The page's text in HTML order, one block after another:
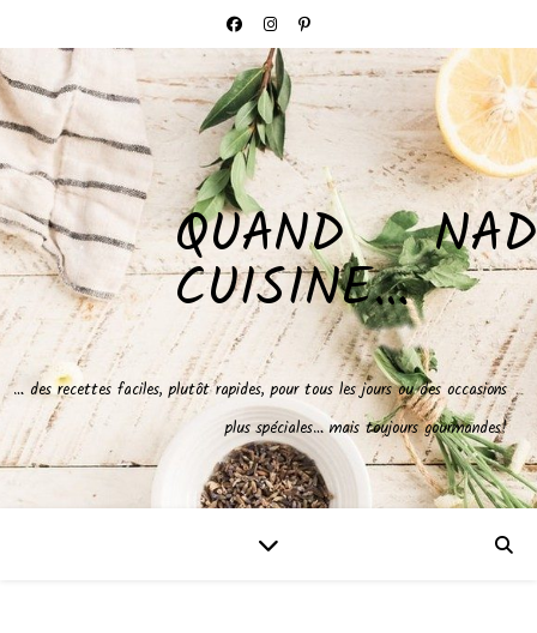
QUAND NAD
CUISINE…
… des recettes faciles, plutôt rapides, pour tous les jours ou des occasions
plus spéciales… mais toujours gourmandes!